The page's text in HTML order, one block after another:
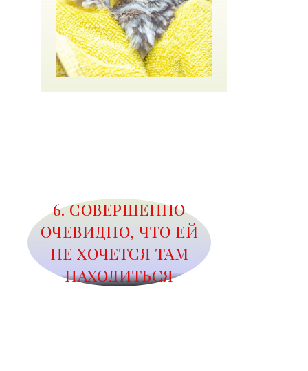
6. СОВЕРШЕННО
ОЧЕВИДНО, ЧТО ЕЙ
НЕ ХОЧЕТСЯ ТАМ
НАХОДИТЬСЯ